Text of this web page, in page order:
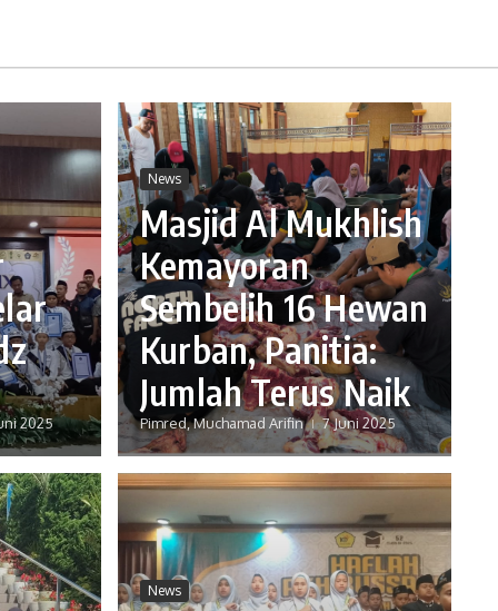
2025
News
Masjid Al Mukhlish
Kemayoran
Sembelih 16 Hewan
Kurban, Panitia:
Jumlah Terus Naik
Pimred, Muchamad Arifin 7 Juni 2025
News